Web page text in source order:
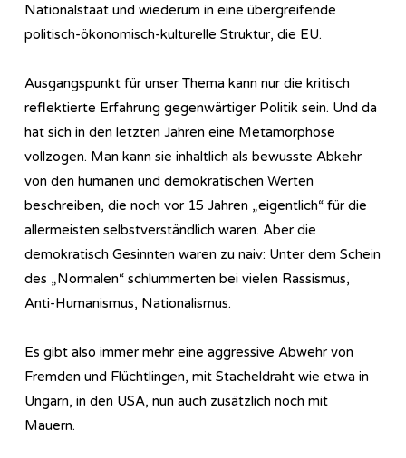
Nationalstaat und wiederum in eine übergreifende
politisch-ökonomisch-kulturelle Struktur, die EU.
Ausgangspunkt für unser Thema kann nur die kritisch
reflektierte Erfahrung gegenwärtiger Politik sein. Und da
hat sich in den letzten Jahren eine Metamorphose
vollzogen. Man kann sie inhaltlich als bewusste Abkehr
von den humanen und demokratischen Werten
beschreiben, die noch vor 15 Jahren „eigentlich“ für die
allermeisten selbstverständlich waren. Aber die
demokratisch Gesinnten waren zu naiv: Unter dem Schein
des „Normalen“ schlummerten bei vielen Rassismus,
Anti-Humanismus, Nationalismus.
Es gibt also immer mehr eine aggressive Abwehr von
Fremden und Flüchtlingen, mit Stacheldraht wie etwa in
Ungarn, in den USA, nun auch zusätzlich noch mit
Mauern.